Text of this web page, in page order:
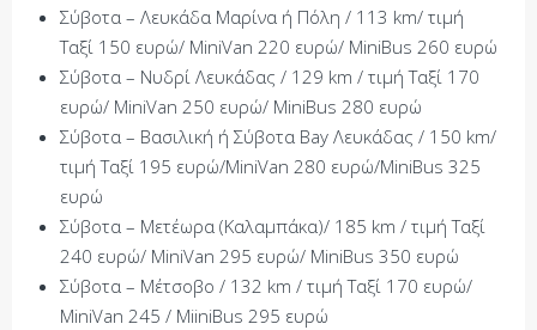
Σύβοτα – Λευκάδα Μαρίνα ή Πόλη / 113 km/ τιμή
Ταξί 150 ευρώ/ MiniVan 220 ευρώ/ MiniBus 260 ευρώ
Σύβοτα – Νυδρί Λευκάδας / 129 km / τιμή Tαξί 170
ευρώ/ MiniVan 250 ευρώ/ MiniBus 280 ευρώ
Σύβοτα – Βασιλική ή Σύβοτα Bay Λευκάδας / 150 km/
τιμή Ταξί 195 ευρώ/MiniVan 280 ευρώ/MiniBus 325
ευρώ
Σύβοτα – Μετέωρα (Kαλαμπάκα)/ 185 km / τιμή Tαξί
240 ευρώ/ MiniVan 295 ευρώ/ MiniBus 350 ευρώ
Σύβοτα – Μέτσοβο / 132 km / τιμή Ταξί 170 ευρώ/
MiniVan 245 / MiiniBus 295 ευρώ